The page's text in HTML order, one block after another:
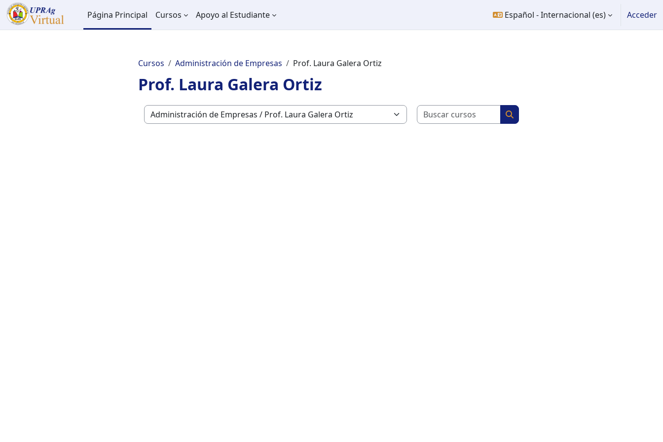
Salta al contenido principal
Página Principal
Cursos Apoyo al Estudiante Español - Internacional ‎(es)‎ Acceder
Cursos Administración de Empresas Prof. Laura Galera Ortiz
Prof. Laura Galera Ortiz
Categorías
Buscar cursos
Buscar cursos